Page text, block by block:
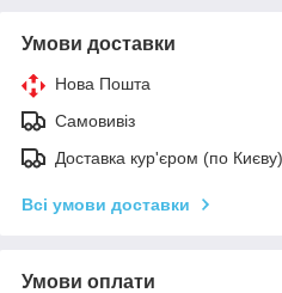
Умови доставки
Нова Пошта
Самовивіз
Доставка кур'єром (по Києву)
Всі умови доставки
Умови оплати